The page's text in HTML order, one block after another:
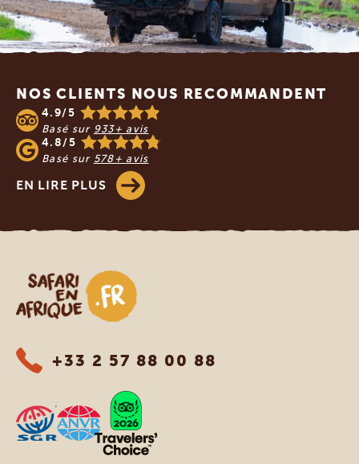
NOS CLIENTS NOUS RECOMMANDENT
4.9/5
Basé sur 933+ avis
4.8/5
Basé sur 578+ avis
EN LIRE PLUS
Safari en Afrique
+33 2 57 88 00 88